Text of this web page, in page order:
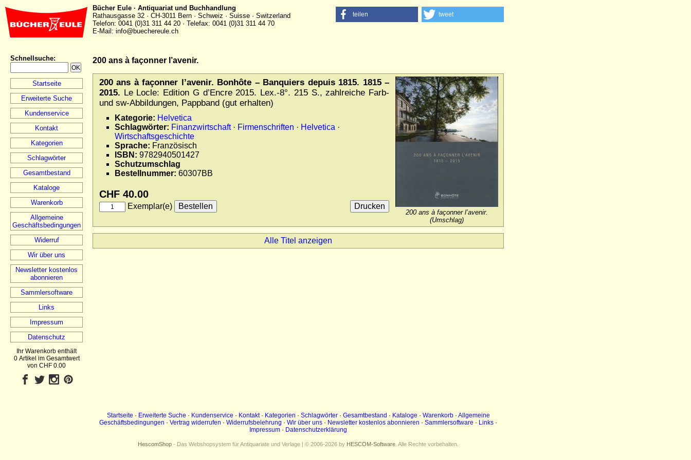
Bücher Eule · Antiquariat und Buchhandlung
Rathausgasse 32 · CH-3011 Bern · Schweiz · Suisse · Switzerland
Telefon: 0041 (0)31 311 44 20 · Telefax: 0041 (0)31 311 44 70
E-Mail: info@buechereule.ch
teilen tweet
Schnellsuche:
Startseite
Erweiterte Suche
Kundenservice
Kontakt
Kategorien
Schlagwörter
Gesamtbestand
Kataloge
Warenkorb
Allgemeine
Geschäftsbedingungen
Widerruf
Wir über uns
Newsletter kostenlos
abonnieren
Sammlersoftware
Links
Impressum
Datenschutz
Ihr Warenkorb enthält
0 Artikel im Gesamtwert
von CHF 0.00
200 ans à façonner l’avenir.
200 ans à façonner l’avenir. Bonhôte – Banquiers depuis 1815. 1815 –
2015. Le Locle: Edition G d’Encre 2015. Lex.-8°. 215 S., zahlreiche Farb-
und sw-Abbildungen, Pappband (gut erhalten)
Kategorie: Helvetica
Schlagwörter: Finanzwirtschaft· Firmenschriften · Helvetica ·
Wirtschaftsgeschichte
Sprache: Französisch
ISBN: 9782940501427
Schutzumschlag
Bestellnummer: 60307BB
CHF 40.00
Exemplar(e)
200 ans à façonner l’avenir.
(Umschlag)
Alle Titel anzeigen
Startseite · Erweiterte Suche · Kundenservice · Kontakt· Kategorien · Schlagwörter· Gesamtbestand · Kataloge · Warenkorb· Allgemeine
Geschäftsbedingungen · Vertrag widerrufen · Widerrufsbelehrung · Wir über uns · Newsletter kostenlos abonnieren · Sammlersoftware · Links ·
Impressum · Datenschutzerklärung
HescomShop - Das Webshopsystem für Antiquariate und Verlage | © 2006-2026 by HESCOM-Software . Alle Rechte vorbehalten.